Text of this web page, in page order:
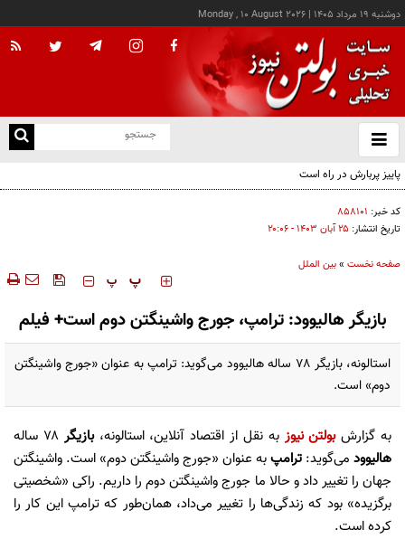
دوشنبه ۱۹ مرداد ۱۴۰۵ |
Monday , 10 August 2026
باز
و
کد خبر: ۸۵۸۱۰۱
تاریخ انتشار: ۲۵ آبان ۱۴۰۳ - ۲۰:۰۶
صفحه نخست »بین الملل
‍‍‍ پ پ
بازیگر هالیوود: ترامپ، جورج واشینگتن دوم است+ فیلم
استالونه، بازیگر ۷۸ ساله هالیوود می‌گوید: ترامپ به عنوان «جورج واشینگتن
دوم» است.
به گزارشبولتن نیوز به نقل از اقتصاد آنلاین، استالونه،بازیگر۷۸ ساله
هالیوود می‌گوید: ترامپبه عنوان «جورج واشینگتن دوم» است. واشینگتن
جهان را تغییر داد و حالا ما جورج واشینگتن دوم را داریم. راکی «شخصیتی
برگزیده» بود که زندگی‌ها را تغییر می‌داد، همان‌طور که ترامپ این کار را
کرده است.